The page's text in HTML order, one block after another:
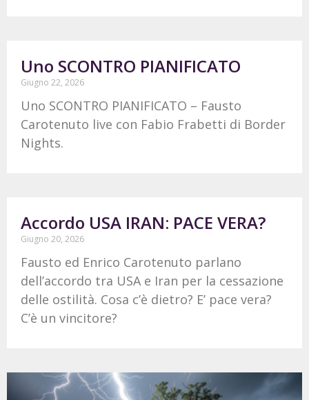
Uno SCONTRO PIANIFICATO
Giugno 22, 2026
Uno SCONTRO PIANIFICATO – Fausto
Carotenuto live con Fabio Frabetti di Border
Nights.
Accordo USA IRAN: PACE VERA?
Giugno 20, 2026
Fausto ed Enrico Carotenuto parlano
dell’accordo tra USA e Iran per la cessazione
delle ostilità. Cosa c’è dietro? E’ pace vera?
C’è un vincitore?